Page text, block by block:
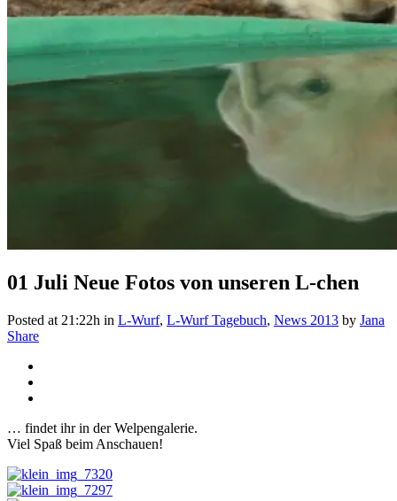
01 Juli Neue Fotos von unseren L-chen
Posted at 21:22h in L-Wurf, L-Wurf Tagebuch, News 2013 by Jana
Share
… findet ihr in der Welpengalerie.
Viel Spaß beim Anschauen!